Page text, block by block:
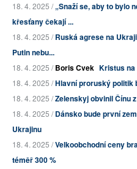
18. 4. 2025 /„Snaží se, aby to bylo
křesťany čekají ...
18. 4. 2025 /Ruská agrese na
Putin nebu...
18. 4. 2025 /Boris Cvek Kristus na
18. 4. 2025 /Hlavní proruský politik
18. 4. 2025 /Zelenskyj obvinil Čínu
18. 4. 2025 /Dánsko bude první
Ukrajinu
18. 4. 2025 /Velkoobchodní ceny
téměř 300 %